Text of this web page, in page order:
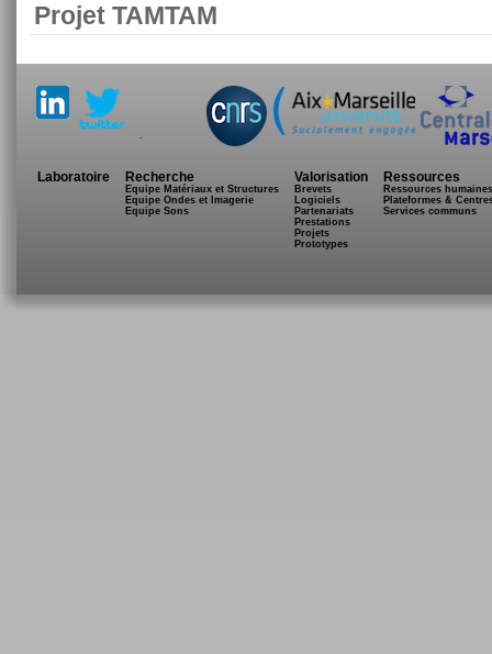
Projet TAMTAM
Laboratoire Recherche
Equipe Matériaux et Structures
Equipe Ondes et Imagerie
Equipe Sons
Valorisation
Brevets
Logiciels
Partenariats
Prestations
Projets
Prototypes
Ressources
Ressources humaines
Plateformes &
Services communs